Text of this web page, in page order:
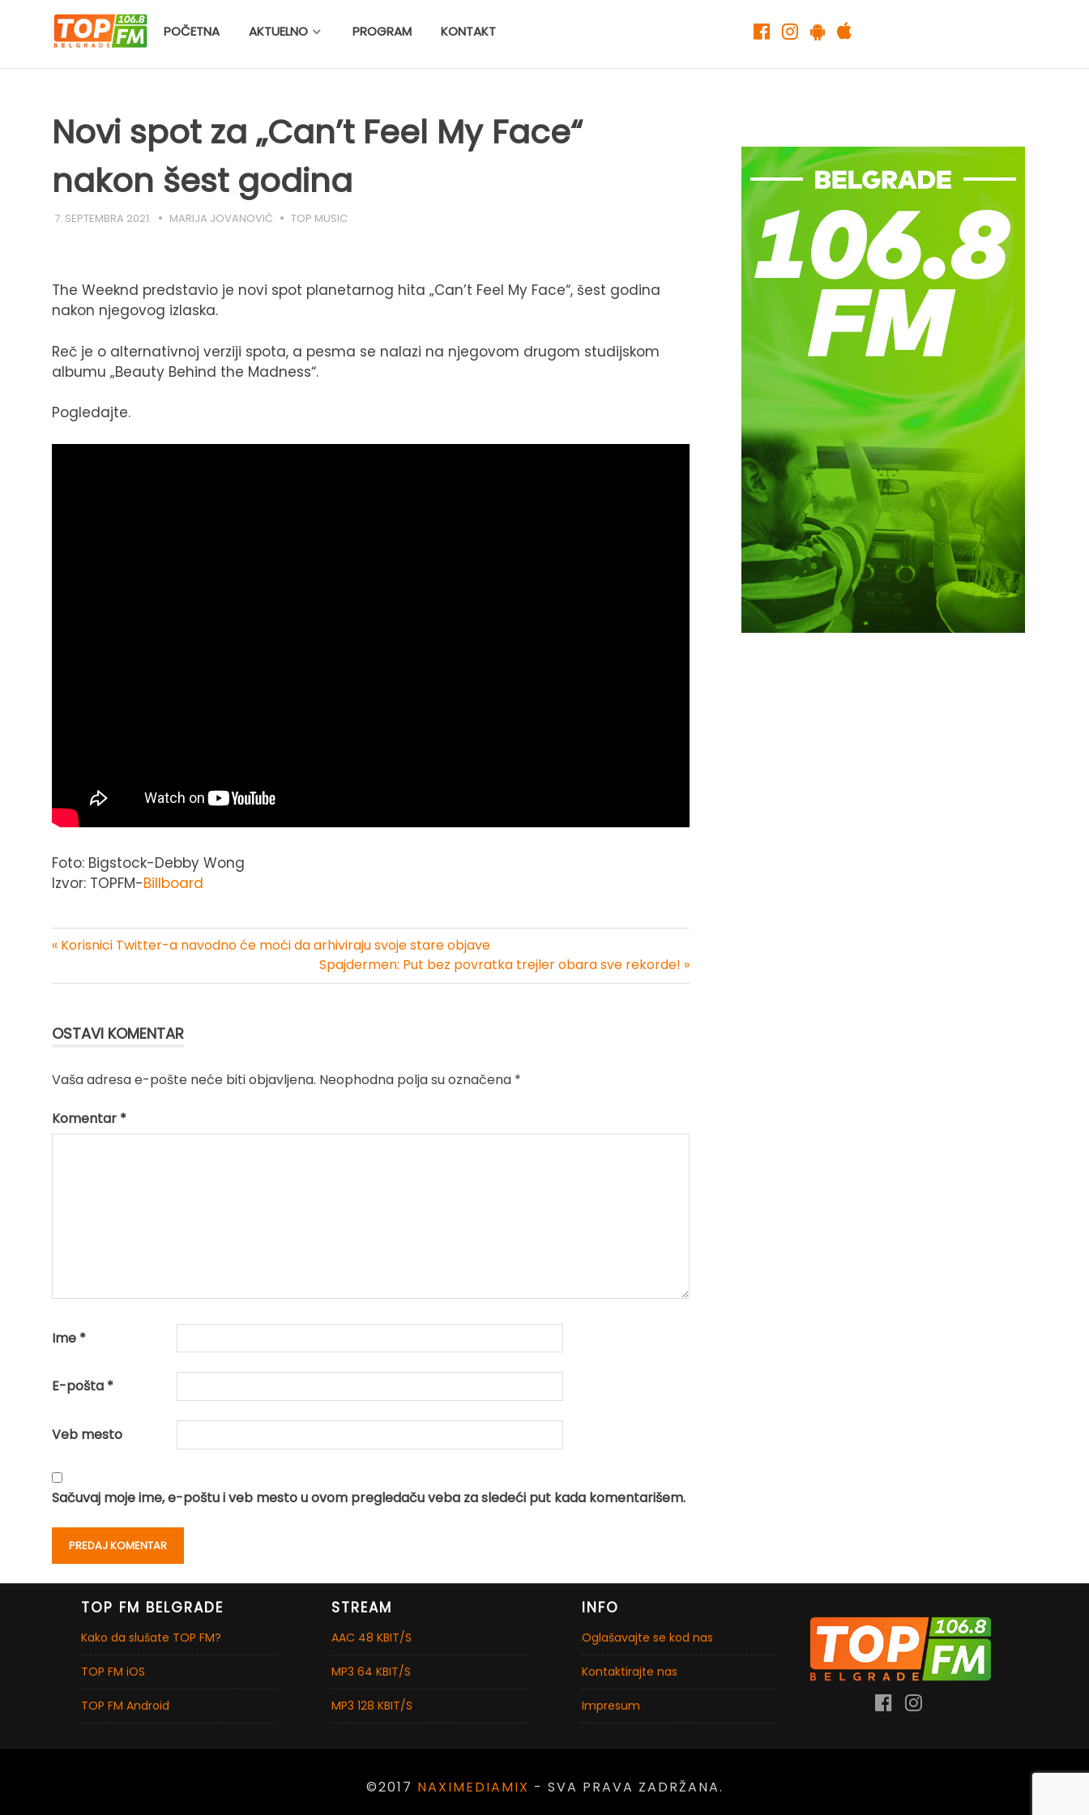
POČETNA AKTUELNO PROGRAM KONTAKT
Novi spot za „Can’t Feel My Face“
nakon šest godina
7. SEPTEMBRA 2021. MARIJA JOVANOVIĆ TOP MUSIC
The Weeknd predstavio je novi spot planetarnog hita „Can’t Feel My Face“, šest godina
nakon njegovog izlaska.
Reč je o alternativnoj verziji spota, a pesma se nalazi na njegovom drugom studijskom
albumu „Beauty Behind the Madness“.
Pogledajte.
Foto: Bigstock-Debby Wong
Izvor: TOPFM-Billboard
« Korisnici Twitter-a navodno će moći da arhiviraju svoje stare objave
Spajdermen: Put bez povratka trejler obara sve rekorde! »
OSTAVI KOMENTAR
Vaša adresa e-pošte neće biti objavljena. Neophodna polja su označena *
Komentar *
Ime *
E-pošta *
Veb mesto
Sačuvaj moje ime, e-poštu i veb mesto u ovom pregledaču veba za sledeći put kada komentarišem.
TOP FM BELGRADE
Kako da slušate TOP FM?
TOP FM iOS
TOP FM Android
STREAM
AAC 48 KBIT/S
MP3 64 KBIT/S
MP3 128 KBIT/S
INFO
Oglašavajte se kod nas
Kontaktirajte nas
Impresum
©2017 NAXIMEDIAMIX - SVA PRAVA ZADRŽANA.